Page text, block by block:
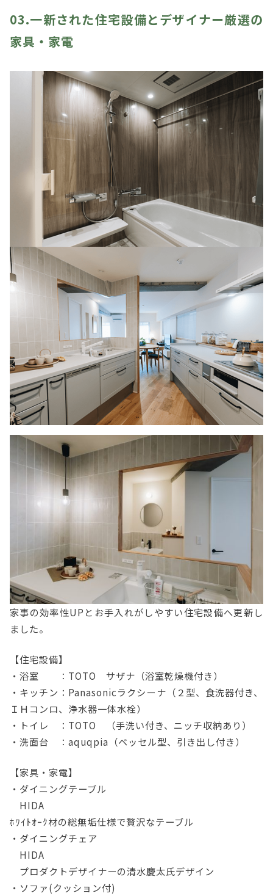
03.一新された住宅設備とデザイナー厳選の
家具・家電
家事の効率性UPとお手入れがしやすい住宅設備へ更新し
ました。
【住宅設備】
・浴室 ：TOTO サザナ（浴室乾燥機付き）
・キッチン：Panasonicラクシーナ（２型、食洗器付き、
ＩＨコンロ、浄水器一体水栓）
・トイレ ：TOTO （手洗い付き、ニッチ収納あり）
・洗面台 ：aquqpia（ベッセル型、引き出し付き）
【家具・家電】
・ダイニングテーブル
HIDA
ﾎﾜｲﾄｵｰｸ材の総無垢仕様で贅沢なテーブル
・ダイニングチェア
HIDA
プロダクトデザイナーの清水慶太氏デザイン
・ソファ(クッション付)